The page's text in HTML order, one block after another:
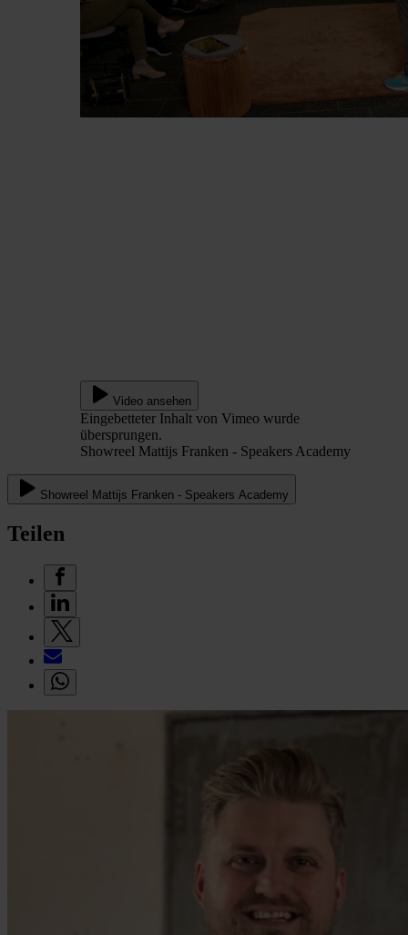
Video ansehen
Eingebetteter Inhalt von Vimeo wurde
übersprungen.
Showreel Mattijs Franken - Speakers Academy
Showreel Mattijs Franken - Speakers Academy
Teilen